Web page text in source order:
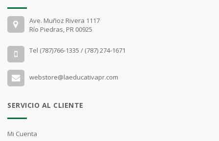
Ave. Muñoz Rivera 1117
Río Piedras, PR 00925
Tel (787)766-1335 / (787) 274-1671
webstore@laeducativapr.com
SERVICIO AL CLIENTE
Mi Cuenta